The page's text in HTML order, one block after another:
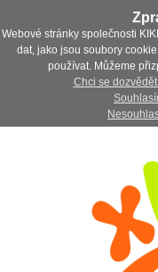
Webové stránky společnosti
dat, jako jsou soubory
používat. Můžeme
Chci se